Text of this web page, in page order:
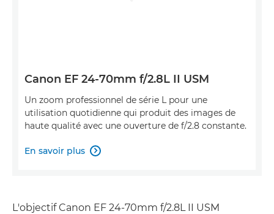
Canon EF 24-70mm f/2.8L II USM
Un zoom professionnel de série L pour une
utilisation quotidienne qui produit des images de
haute qualité avec une ouverture de f/2.8 constante.
En savoir plus 
L'objectif Canon EF 24-70mm f/2.8L II USM